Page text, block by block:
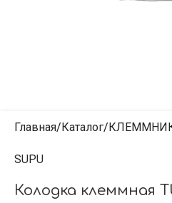
Главная Каталог
SUPU
Колодка клеммная